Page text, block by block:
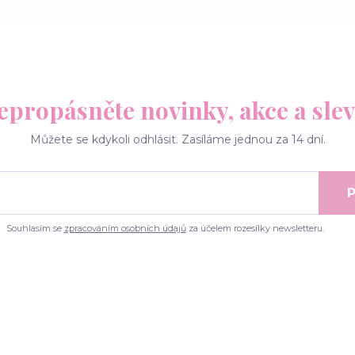
novinky, akce a
Můžete se kdykoli odhlásit. Zasíláme jednou za 14 dní.
Souhlasím se zpracováním osobních údajůza účelem rozesílky newsletteru.